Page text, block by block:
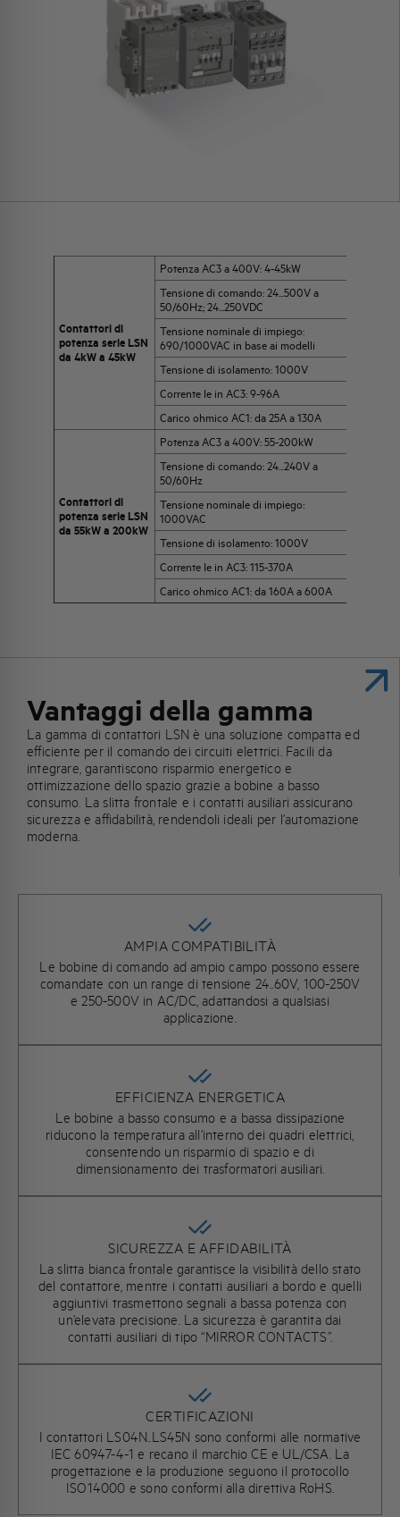
Contattori di
potenza serie LSN
da 4kW a 45kW
Potenza AC3 a 400V: 4-45kW
Tensione di comando: 24...500V a
50/60Hz; 24...250VDC
Tensione nominale di impiego:
690/1000VAC in base ai modelli
Tensione di isolamento: 1000V
Corrente Ie in AC3: 9-96A
Carico ohmico AC1: da 25A a 130A
Contattori di
potenza serie LSN
da 55kW a 200kW
Potenza AC3 a 400V: 55-200kW
Tensione di comando: 24...240V a
50/60Hz
Tensione nominale di impiego:
1000VAC
Tensione di isolamento: 1000V
Corrente Ie in AC3: 115-370A
Carico ohmico AC1: da 160A a 600A
Vantaggi della gamma
La gamma di contattori LSN è una soluzione compatta ed
efficiente per il comando dei circuiti elettrici. Facili da
integrare, garantiscono risparmio energetico e
ottimizzazione dello spazio grazie a bobine a basso
consumo. La slitta frontale e i contatti ausiliari assicurano
sicurezza e affidabilità, rendendoli ideali per l’automazione
moderna.
AMPIA COMPATIBILITÀ
Le bobine di comando ad ampio campo possono essere
comandate con un range di tensione 24..60V, 100-250V
e 250-500V in AC/DC, adattandosi a qualsiasi
applicazione.
EFFICIENZA ENERGETICA
Le bobine a basso consumo e a bassa dissipazione
riducono la temperatura all’interno dei quadri elettrici,
consentendo un risparmio di spazio e di
dimensionamento dei trasformatori ausiliari.
SICUREZZA E AFFIDABILITÀ
La slitta bianca frontale garantisce la visibilità dello stato
del contattore, mentre i contatti ausiliari a bordo e quelli
aggiuntivi trasmettono segnali a bassa potenza con
un’elevata precisione. La sicurezza è garantita dai
contatti ausiliari di tipo “MIRROR CONTACTS”.
CERTIFICAZIONI
I contattori LS04N..LS45N sono conformi alle normative
IEC 60947-4-1 e recano il marchio CE e UL/CSA. La
progettazione e la produzione seguono il protocollo
ISO14000 e sono conformi alla direttiva RoHS.